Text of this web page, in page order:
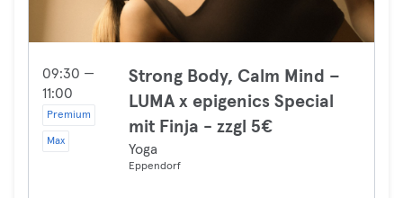
09:30 —
11:00
Premium
Max
Strong Body, Calm Mind –
LUMA x epigenics Special
mit Finja - zzgl 5€
Yoga
Eppendorf